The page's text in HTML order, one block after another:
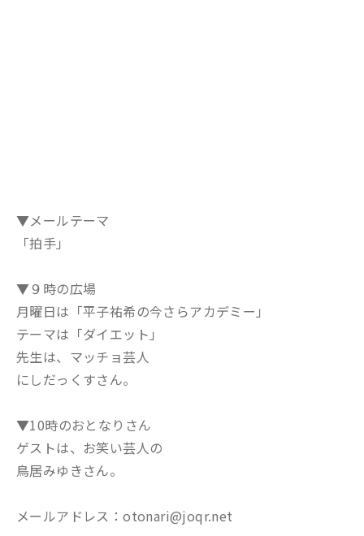
▼メールテーマ
「拍手」
▼９時の広場
月曜日は「平子祐希の今さらアカデミー」
テーマは「ダイエット」
先生は、マッチョ芸人
にしだっくすさん。
▼10時のおとなりさん
ゲストは、お笑い芸人の
鳥居みゆきさん。
メールアドレス：otonari@joqr.net